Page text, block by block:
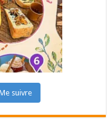
suivre